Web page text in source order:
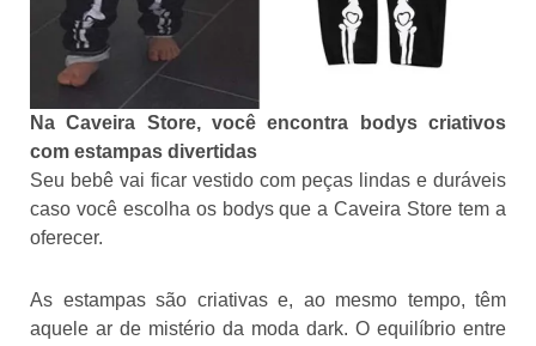
Na Caveira Store, você encontra bodys criativos
com estampas divertidas
Seu bebê vai ficar vestido com peças lindas e duráveis
caso você escolha os bodys que a Caveira Store tem a
oferecer.
As estampas são criativas e, ao mesmo tempo, têm
aquele ar de mistério da moda dark. O equilíbrio entre